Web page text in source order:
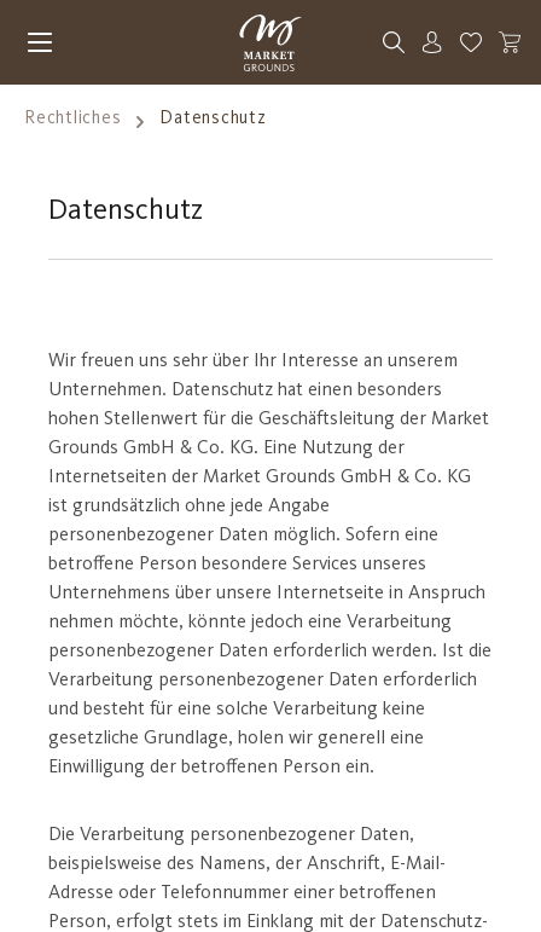
Du hast
Rechtliches Datenschutz
Datenschutz
Wir freuen uns sehr über Ihr Interesse an unserem
Unternehmen. Datenschutz hat einen besonders
hohen Stellenwert für die Geschäftsleitung der Market
Grounds GmbH & Co. KG. Eine Nutzung der
Internetseiten der Market Grounds GmbH & Co. KG
ist grundsätzlich ohne jede Angabe
personenbezogener Daten möglich. Sofern eine
betroffene Person besondere Services unseres
Unternehmens über unsere Internetseite in Anspruch
nehmen möchte, könnte jedoch eine Verarbeitung
personenbezogener Daten erforderlich werden. Ist die
Verarbeitung personenbezogener Daten erforderlich
und besteht für eine solche Verarbeitung keine
gesetzliche Grundlage, holen wir generell eine
Einwilligung der betroffenen Person ein.
Die Verarbeitung personenbezogener Daten,
beispielsweise des Namens, der Anschrift, E-Mail-
Adresse oder Telefonnummer einer betroffenen
Person, erfolgt stets im Einklang mit der Datenschutz-